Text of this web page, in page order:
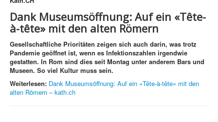
Dank Museumsöffnung: Auf ein «Tête-
à-tête» mit den alten Römern
Gesellschaftliche Prioritäten zeigen sich auch darin, was trotz
Pandemie geöffnet ist, wenn es Infektionszahlen irgendwie
gestatten. In Rom sind dies seit Montag unter anderem Bars und
Museen. So viel Kultur muss sein.
Weiterlesen: Dank Museumsöffnung: Auf ein «Tête-à-tête» mit den
alten Römern – kath.ch